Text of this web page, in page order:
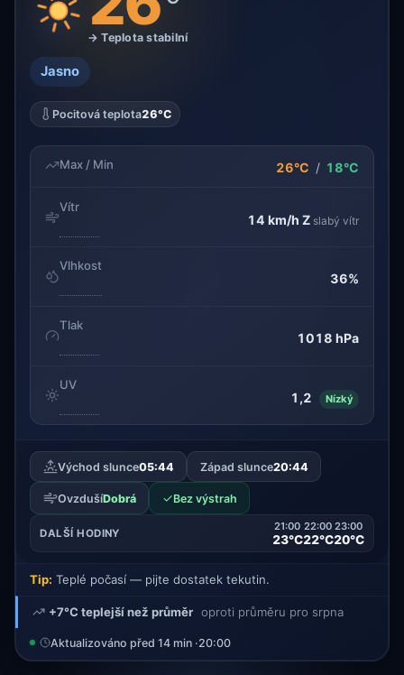
→ Teplota stabilní
Jasno
Pocitová teplota26°C
Max / Min 26°C / 18°C
Vítr
14 km/h Z slabý vítr
Vlhkost
36%
Tlak
1018 hPa
UV
1,2 Nízký
Východ slunce05:44 Západ slunce20:44
OvzdušíDobrá ✓Bez výstrah
DALŠÍ HODINY
21:00
23°C
22:00
22°C
23:00
20°C
Tip: Teplé počasí — pijte dostatek tekutin.
+7°C teplejší než průměr oproti průměru pro srpna
Aktualizováno před 14 min ·20:00